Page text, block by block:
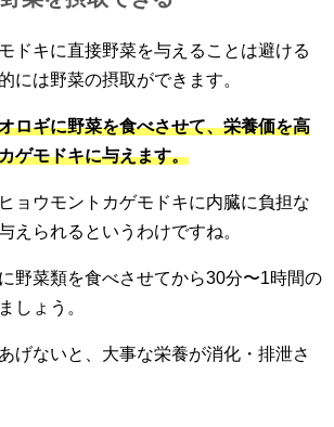
ドキに直接野菜を与えることは避ける
には野菜の摂取ができます。
ロギに野菜を食べさせて、栄養価を高
ゲモドキに与えます。
ョウモントカゲモドキに内臓に負担な
えられるというわけですね。
野菜類を食べさせてから30分〜1時間の
しょう。
げないと、大事な栄養が消化・排泄さ